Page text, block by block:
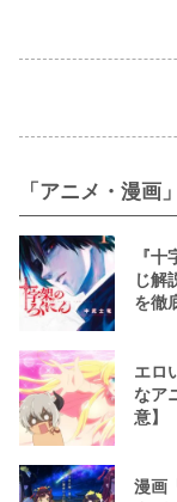
「アニメ・漫画
『
じ解
を徹
エロ
なア
意】
漫画